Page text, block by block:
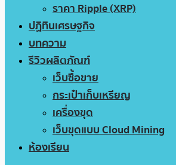
ราคา Ripple (XRP)
ปฏิทินเศรษฐกิจ
บทความ
รีวิวผลิตภัณฑ์
เว็บซื้อขาย
กระเป๋าเก็บเหรียญ
เครื่องขุด
เว็บขุดแบบ Cloud Mining
ห้องเรียน